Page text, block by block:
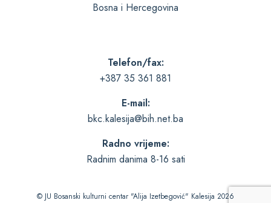
Bosna i Hercegovina
Telefon/fax:
+387 35 361 881
E-mail:
bkc.kalesija@bih.net.ba
Radno vrijeme:
Radnim danima 8-16 sati
© JU Bosanski kulturni centar "Alija Izetbegović" Kalesija 2026